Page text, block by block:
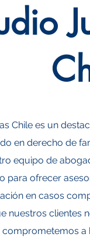
Chile es un
en derecho de
equipo de
para ofrecer
en casos
nuestros clientes
comprometemos